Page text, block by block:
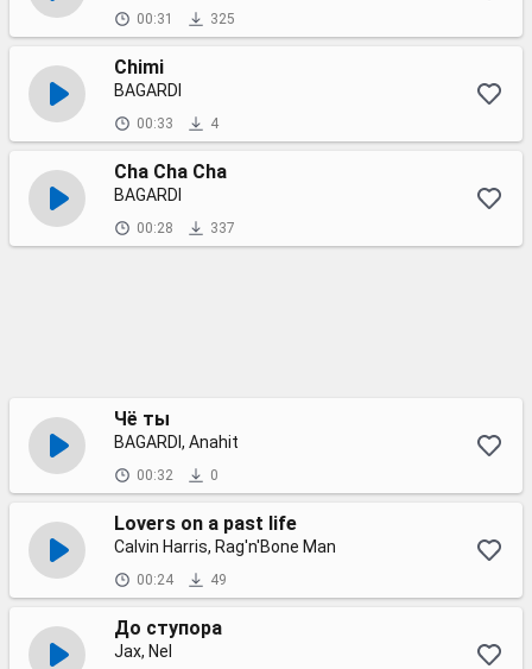
00:31 325
Chimi
BAGARDI
00:33 4
Cha Cha Cha
BAGARDI
00:28 337
Чё ты
BAGARDI, Anahit
00:32 0
Lovers on a past life
Calvin Harris, Rag'n'Bone Man
00:24 49
До ступора
Jax, Nel